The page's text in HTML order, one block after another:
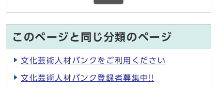
このページと同じ分類のページ
文化芸術人材バンクをご利用ください
文化芸術人材バンク登録者募集中!!